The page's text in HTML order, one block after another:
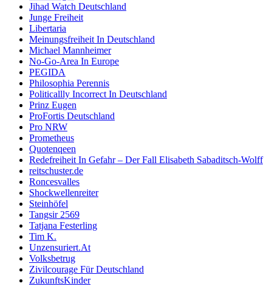
Jihad Watch Deutschland
Junge Freiheit
Libertaria
Meinungsfreiheit In Deutschland
Michael Mannheimer
No-Go-Area In Europe
PEGIDA
Philosophia Perennis
Politicallly Incorrect In Deutschland
Prinz Eugen
ProFortis Deutschland
Pro NRW
Prometheus
Quotenqeen
Redefreiheit In Gefahr – Der Fall Elisabeth Sabaditsch-Wolff
reitschuster.de
Roncesvalles
Shockwellenreiter
Steinhöfel
Tangsir 2569
Tatjana Festerling
Tim K.
Unzensuriert.At
Volksbetrug
Zivilcourage Für Deutschland
ZukunftsKinder